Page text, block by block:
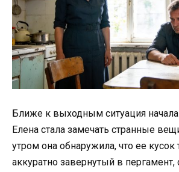
Ближе к выходным ситуация начала
Елена стала замечать странные
утром она обнаружила, что ее кусок
аккуратно завернутый в пергамент,